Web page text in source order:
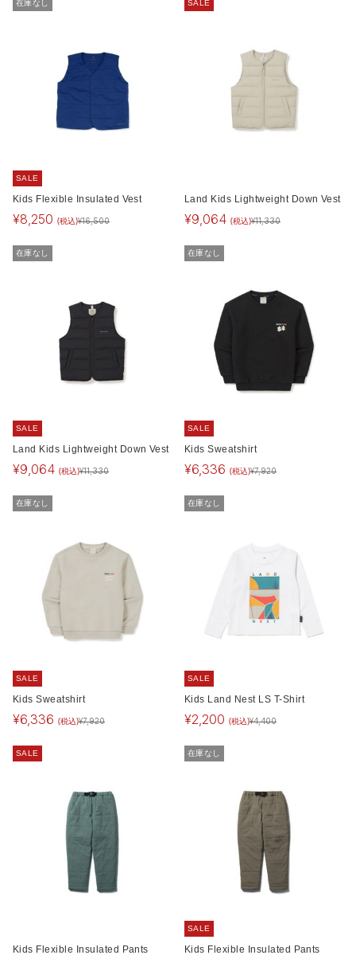
在庫なし
SALE
Kids Flexible Insulated Vest
¥8,250 (税込)¥16,500
SALE
Land Kids Lightweight Down Vest
¥9,064 (税込)¥11,330
在庫なし
SALE
Land Kids Lightweight Down Vest
¥9,064 (税込)¥11,330
在庫なし
SALE
Kids Sweatshirt
¥6,336 (税込)¥7,920
在庫なし
SALE
Kids Sweatshirt
¥6,336 (税込)¥7,920
在庫なし
SALE
Kids Land Nest LS T-Shirt
¥2,200 (税込)¥4,400
SALE
Kids Flexible Insulated Pants
在庫なし
SALE
Kids Flexible Insulated Pants